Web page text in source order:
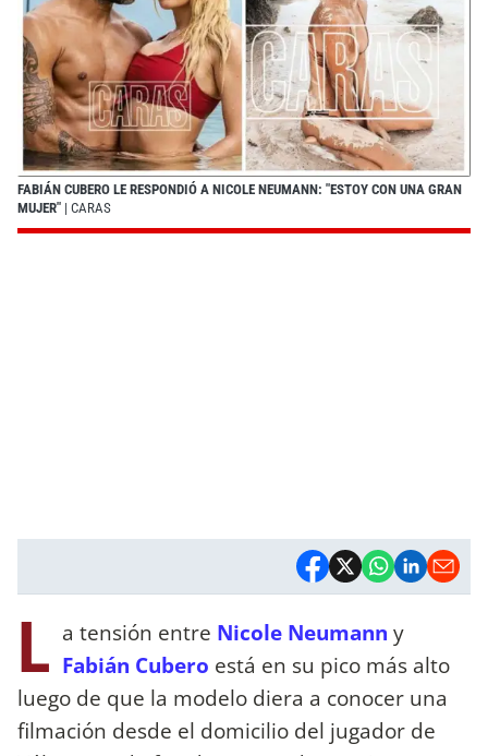
FABIÁN CUBERO LE RESPONDIÓ A NICOLE NEUMANN: "ESTOY CON UNA GRAN
MUJER" | CARAS
L a tensión entre Nicole Neumann y
Fabián Cubero está en su pico más alto
luego de que la modelo diera a conocer una
filmación desde el domicilio del jugador de